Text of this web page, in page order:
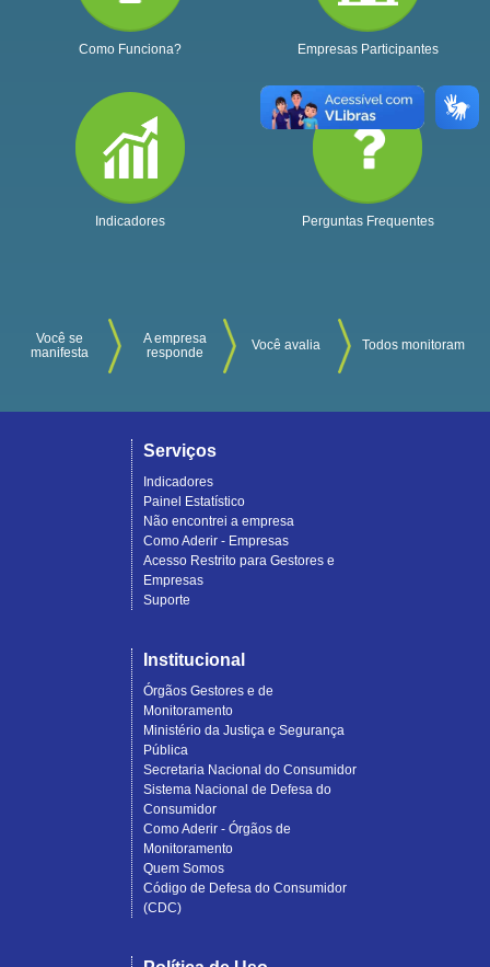
Como Funciona? Empresas Participantes
Indicadores Perguntas Frequentes
Você se
manifesta
A empresa
responde
Você avalia Todos monitoram
Serviços
Indicadores
Painel Estatístico
Não encontrei a empresa
Como Aderir - Empresas
Acesso Restrito para Gestores e
Empresas
Suporte
Institucional
Órgãos Gestores e de
Monitoramento
Ministério da Justiça e Segurança
Pública
Secretaria Nacional do Consumidor
Sistema Nacional de Defesa do
Consumidor
Como Aderir - Órgãos de
Monitoramento
Quem Somos
Código de Defesa do Consumidor
(CDC)